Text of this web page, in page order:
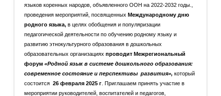
начальник УОА Целинного района, Реброва И.И., начальник
ООА МКУ Приютненского района.
В ходе работы межрегионального семинара было
представлено 57 открытых уроков и 35 мастер-классов
учителями родных языков и литературы Республики Бурятия,
Забайкальского края и Республики Калмыкия.
В рамках Круглого стола учителя родных языков и
литературы рассказали о преподавании родного языка и
языков коренных народов, объявленного ООН на 2022-2032 годы.,
проведения мероприятий, посвященных Международному дню
родного языка, в целях обобщения и популяризации
педагогической деятельности по обучению родному языку и
развитию этнокультурного образования в дошкольных
образовательных организацияхпроводит Межрегиональный
форум«Родной язык в системе дошкольного образования:
современное состояние и перспективы развития», который
состоится26 февраля 2025 г . Приглашаем принять участие в
мероприятии руководителей, воспитателей и педагогов,